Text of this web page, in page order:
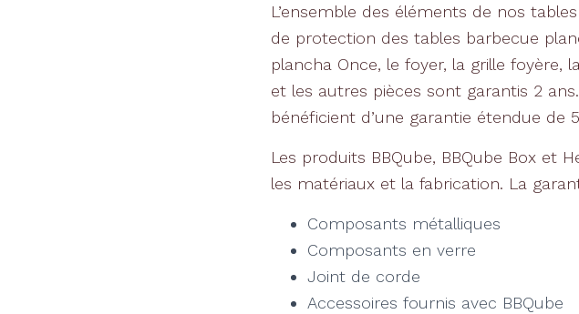
L’ensemble des éléments de nos
de protection des tables barbecue
plancha Once, le foyer, la grille foyère,
et les autres pièces sont garantis 2
bénéficient d’une garantie étendue de
Les produits BBQube, BBQube Box et
les matériaux et la fabrication. La
Composants métalliques
Composants en verre
Joint de corde
Accessoires fournis avec BBQube